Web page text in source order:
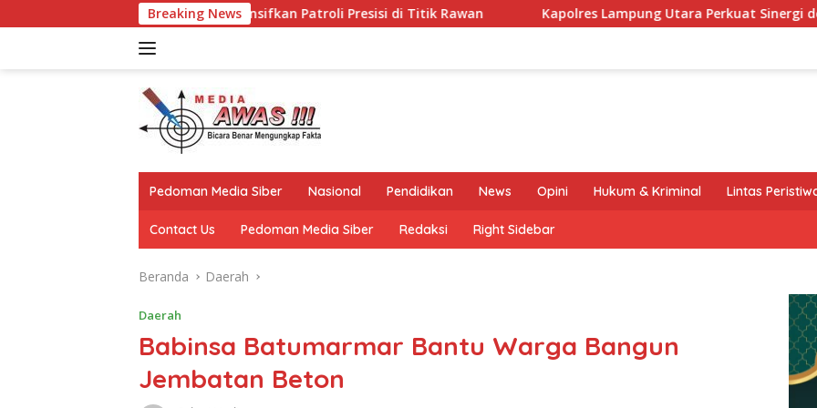
ke
Breaking News
Intensifkan Patroli Presisi di Titik Rawan Kapolres Lampung Utara Perkuat Sinergi dengan Kalapas Kotabumi,
Pedoman Media Siber Nasional Pendidikan News Opini Hukum & Kriminal Lintas
Contact Us Pedoman Media Siber Redaksi Right Sidebar
Beranda Daerah
Daerah
Babinsa Batumarmar Bantu Warga Bangun
Jembatan Beton